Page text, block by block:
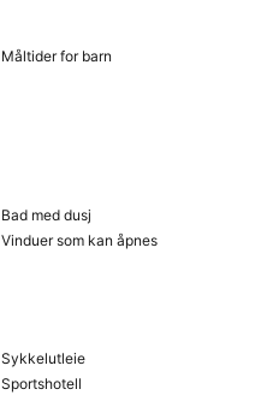
Måltider for barn
Bad med dusj
Vinduer som kan åpnes
Sykkelutleie
Sportshotell